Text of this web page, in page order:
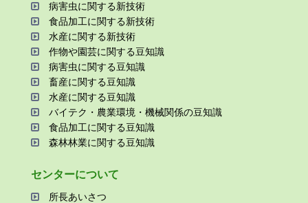
病害⾍に関する新技術
⾷品加⼯に関する新技術
⽔産に関する新技術
作物や園芸に関する⾖知識
病害⾍に関する⾖知識
畜産に関する⾖知識
⽔産に関する⾖知識
バイテク・農業環境・機械関係の⾖知識
⾷品加⼯に関する⾖知識
森林林業に関する⾖知識
センターについて
所⻑あいさつ